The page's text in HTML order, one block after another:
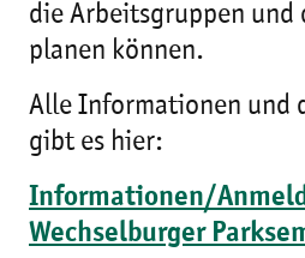
die Arbeitsgruppen und
planen können.
Alle Informationen und
gibt es hier:
Informationen/
Wechselburger